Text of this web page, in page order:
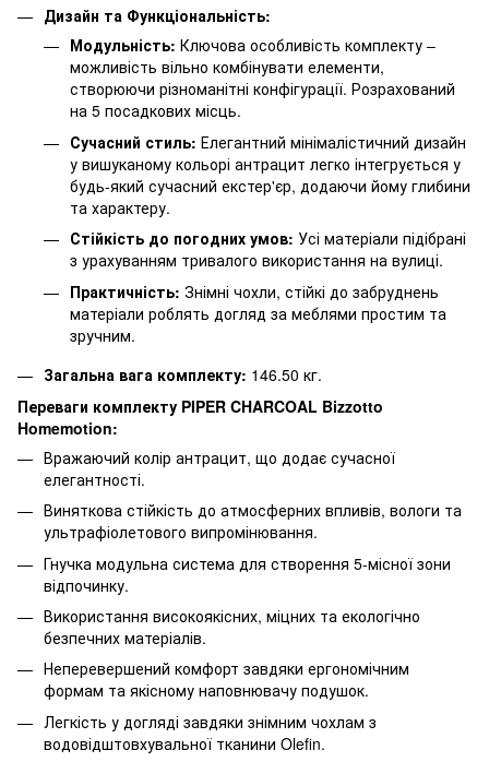
Дизайн та Функціональність:
Модульність: Ключова особливість комплекту –
можливість вільно комбінувати елементи,
створюючи різноманітні конфігурації. Розрахований
на 5 посадкових місць.
Сучасний стиль: Елегантний мінімалістичний дизайн
у вишуканому кольорі антрацит легко інтегрується у
будь-який сучасний екстер'єр, додаючи йому глибини
та характеру.
Стійкість до погодних умов: Усі матеріали підібрані
з урахуванням тривалого використання на вулиці.
Практичність: Знімні чохли, стійкі до забруднень
матеріали роблять догляд за меблями простим та
зручним.
Загальна вага комплекту: 146.50 кг.
Переваги комплекту PIPER CHARCOAL Bizzotto
Homemotion:
Вражаючий колір антрацит, що додає сучасної
елегантності.
Виняткова стійкість до атмосферних впливів, вологи та
ультрафіолетового випромінювання.
Гнучка модульна система для створення 5-місної зони
відпочинку.
Використання високоякісних, міцних та екологічно
безпечних матеріалів.
Неперевершений комфорт завдяки ергономічним
формам та якісному наповнювачу подушок.
Легкість у догляді завдяки знімним чохлам з
водовідштовхувальної тканини Olefin.